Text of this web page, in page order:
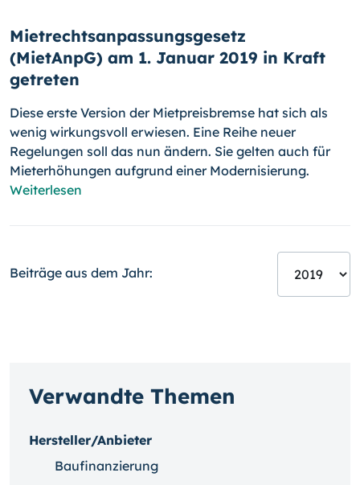
Mietrechtsanpassungsgesetz
(MietAnpG) am 1. Januar 2019 in Kraft
getreten
Diese erste Version der Mietpreisbremse hat sich als
wenig wirkungsvoll erwiesen. Eine Reihe neuer
Regelungen soll das nun ändern. Sie gelten auch für
Mieterhöhungen aufgrund einer Modernisierung.
Weiterlesen
Beiträge aus dem Jahr:
Verwandte Themen
Hersteller/Anbieter
Baufinanzierung